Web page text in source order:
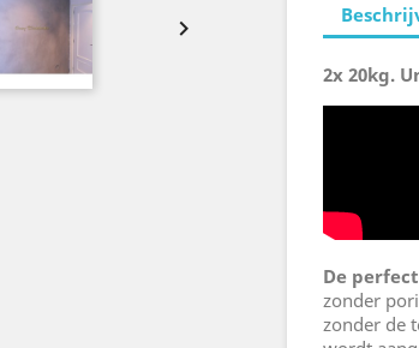

2x 20kg.
De
zonder
zonder de